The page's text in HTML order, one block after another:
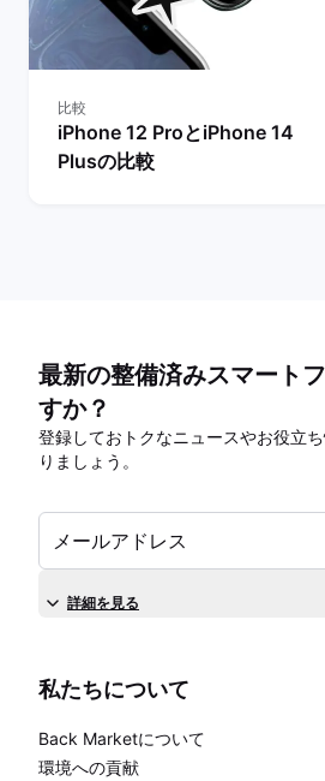
比較
iPhone 12 ProとiPhone 14
Plusの比較
最新の整備済みスマート
すか？
登録しておトクなニュースやお役立
りましょう。
メールアドレス
詳細を見る
私たちについて
Back Marketについて
環境への貢献